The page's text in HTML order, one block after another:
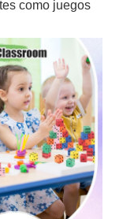
como juegos